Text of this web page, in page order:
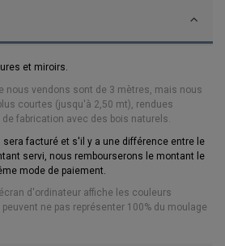
et miroirs.
nous vendons sont de 3 mètres, mais nous
courtes (jusqu'à 2,50 mt), rendues
fabrication avec des bois naturels.
facturé et s'il y a une différence entre le
servi, nous rembourserons le montant le
mode de paiement.
d'ordinateur affiche les couleurs
ne pas représenter 100% du moulage